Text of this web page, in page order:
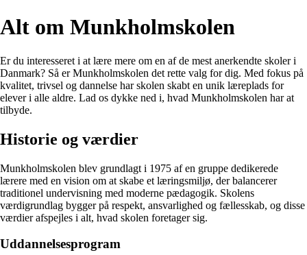
Alt om Munkholmskolen
Er du interesseret i at lære mere om en af de mest anerkendte skoler i
Danmark? Så er Munkholmskolen det rette valg for dig. Med fokus på
kvalitet, trivsel og dannelse har skolen skabt en unik læreplads for
elever i alle aldre. Lad os dykke ned i, hvad Munkholmskolen har at
tilbyde.
Historie og værdier
Munkholmskolen blev grundlagt i 1975 af en gruppe dedikerede
lærere med en vision om at skabe et læringsmiljø, der balancerer
traditionel undervisning med moderne pædagogik. Skolens
værdigrundlag bygger på respekt, ansvarlighed og fællesskab, og disse
værdier afspejles i alt, hvad skolen foretager sig.
Uddannelsesprogram